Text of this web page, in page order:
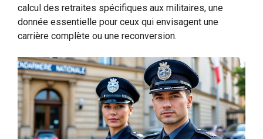
calcul des retraites spécifiques aux militaires, une
donnée essentielle pour ceux qui envisagent une
carrière complète ou une reconversion.